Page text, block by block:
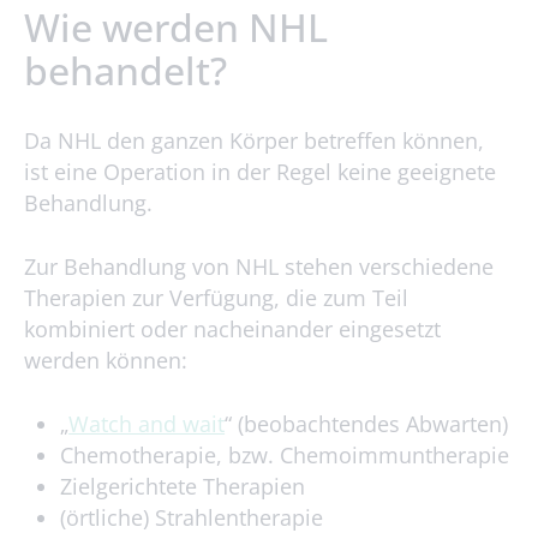
Wie werden NHL
behandelt?
Da NHL den ganzen Körper betreffen können,
ist eine Operation in der Regel keine geeignete
Behandlung.
Zur Behandlung von NHL stehen verschiedene
Therapien zur Verfügung, die zum Teil
kombiniert oder nacheinander eingesetzt
werden können:
„Watch and wait“ (beobachtendes Abwarten)
Chemotherapie, bzw. Chemoimmuntherapie
Zielgerichtete Therapien
(örtliche) Strahlentherapie